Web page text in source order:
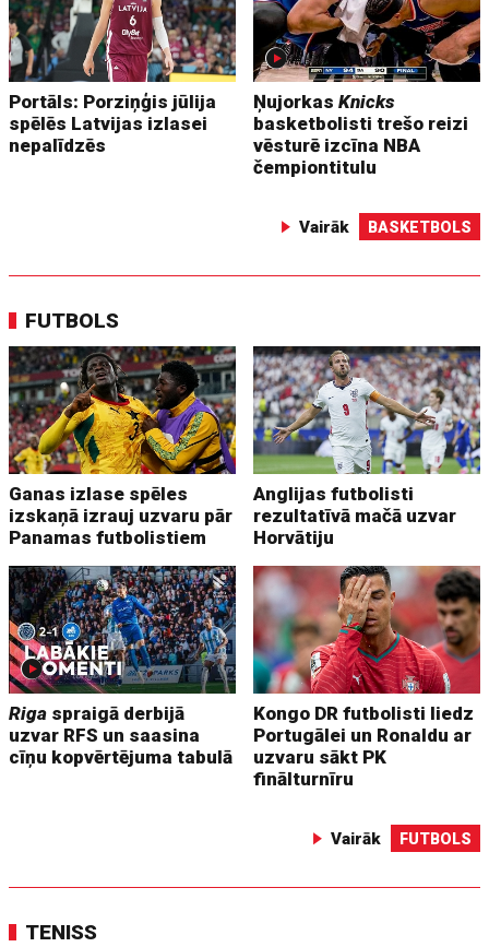
Portāls: Porziņģis jūlija
spēlēs Latvijas izlasei
nepalīdzēs
ŅujorkasKnicks
basketbolisti trešo reizi
vēsturē izcīna NBA
čempiontitulu
Vairāk BASKETBOLS
FUTBOLS
Ganas izlase spēles
izskaņā izrauj uzvaru pār
Panamas futbolistiem
Anglijas futbolisti
rezultatīvā mačā uzvar
Horvātiju
Riga spraigā derbijā
uzvar RFS un saasina
cīņu kopvērtējuma tabulā
Kongo DR futbolisti liedz
Portugālei un Ronaldu ar
uzvaru sākt PK
finālturnīru
Vairāk FUTBOLS
TENISS